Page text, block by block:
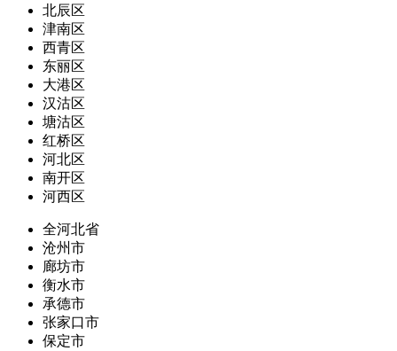
北辰区
津南区
西青区
东丽区
大港区
汉沽区
塘沽区
红桥区
河北区
南开区
河西区
全河北省
沧州市
廊坊市
衡水市
承德市
张家口市
保定市